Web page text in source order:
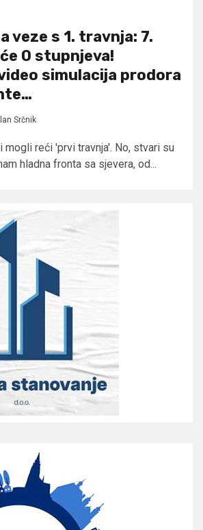
veze s 1. travnja: 7.
0 stupnjeva!
simulacija prodora
Srčnik
mogli reći 'prvi travnja'. No, stvari su
hladna fronta sa sjevera, od...